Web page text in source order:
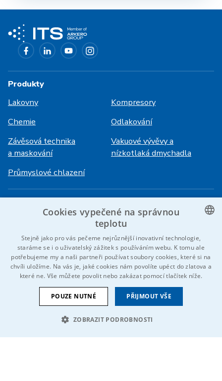
Produkty
Lakovny
Kompresory
Chemie
Odlakování
Závěsová technika
a maskování
Vakuové vývěvy a
nízkotlaká dmychadla
Průmyslové chlazení
Kariéra
Reference
Kontaktujte nás
HiVision
Technické listy
© 2026 IDEAL-Trade Service, spol. s r.o.
VOP
Cookies
Oznámení EU
CZECH
GERMAN
Cookies vypečené na správnou
teplotu
Stejně jako pro vás pečeme nejrůznější inovativní technologie,
staráme se i o uživatelský zážitek s používáním webu. K tomu ale
potřebujeme my a naši partneři používat soubory cookies, které si na
chvíli uložíme. Na vás je, jaké cookies nám povolíte upéct do zlatova a
které ne. Vše můžete povolit nebo zakázat pomocí tlačítek níže.
PŘIJMOUT VŠE
POUZE NUTNÉ
ZOBRAZIT PODROBNOSTI